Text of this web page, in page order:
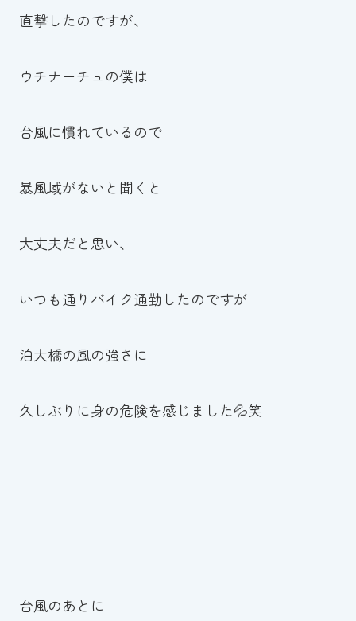
直撃したのですが、
ウチナーチュの僕は
台風に慣れているので
暴風域がないと聞くと
大丈夫だと思い、
いつも通りバイク通勤したのですが
泊大橋の風の強さに
久しぶりに身の危険を感じました💦笑
台風のあとに